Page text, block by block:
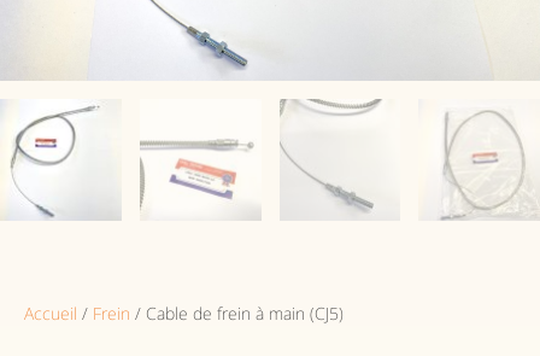
Accueil / Frein / Cable de frein à main (CJ5)